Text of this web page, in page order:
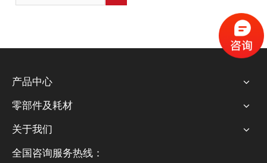
产品中心
零部件及耗材
关于我们
全国咨询服务热线：